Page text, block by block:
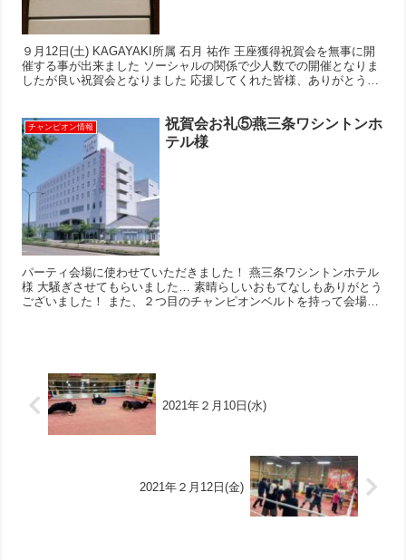
９月12日(土) KAGAYAKI所属 石月 祐作 王座獲得祝賀会を無事に開
催する事が出来ました ソーシャルの関係で少人数での開催となりま
したが良い祝賀会となりました 応援してくれた皆様、ありがとうご
チャンピオン情報
祝賀会お礼⑤燕三条ワシントンホ
テル様
パーティ会場に使わせていただきました！ 燕三条ワシントンホテル
様 大騒ぎさせてもらいました… 素晴らしいおもてなしもありがとう
ございました！ また、２つ目のチャンピオンベルトを持って会場を
2021年２月10日(水)
2021年２月12日(金)